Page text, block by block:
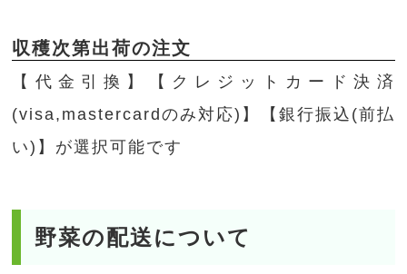
収穫次第出荷の注文
【代金引換】【クレジットカード決済
(visa,mastercardのみ対応)】【銀行振込(前払
い)】が選択可能です
野菜の配送について